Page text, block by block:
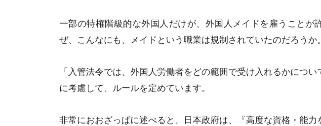
一部の特権階級的な外国人だけが、外国人メイドを雇うことが
ぜ、こんなにも、メイドという職業は規制されていたのだろうか。
「入管法令では、外国人労働者をどの範囲で受け入れるかにつ
に考慮して、ルールを定めています。
非常におおざっぱに述べると、日本政府は、『高度な資格・能力